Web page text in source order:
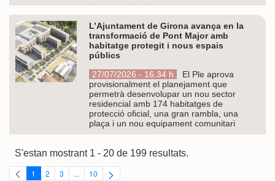
L’Ajuntament de Girona avança en la
transformació de Pont Major amb
habitatge protegit i nous espais
públics
27/07/2026 - 16.34 h
El Ple aprova
provisionalment el planejament que
permetrà desenvolupar un nou sector
residencial amb 174 habitatges de
protecció oficial, una gran rambla, una
plaça i un nou equipament comunitari
S'estan mostrant 1 - 20 de 199 resultats.
Pàgina
1 Pàgina
2 Pàgina
3 ...Pàgines intermèdies Utilitzeu TAB per navegar.
Pàgina
10